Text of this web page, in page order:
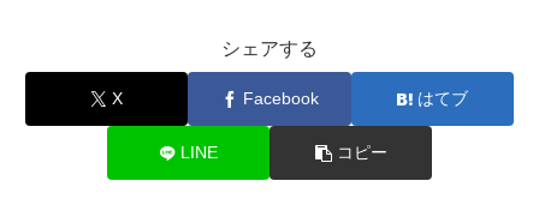
シェアする
X Facebook はてブ
LINE コピー